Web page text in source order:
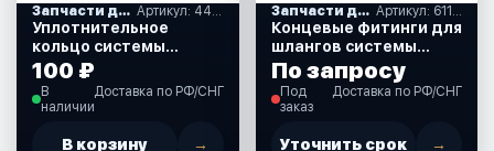
Запчасти для гидравличнских систем рулевого управления
Уплотнительное
кольцо системы
гидравлического
рулевого управления
SeaStar (441300)
100 ₽
В
наличии
Доставка по РФ/СНГ
В корзину →
Запчасти для гидравличнских систем рулевого управления
Концевые фитинги для
шлангов системы
гидравлического
рулевого управления
Multiflex (611041)
По запросу
Под
заказ
Доставка по РФ/СНГ
Уточнить срок →